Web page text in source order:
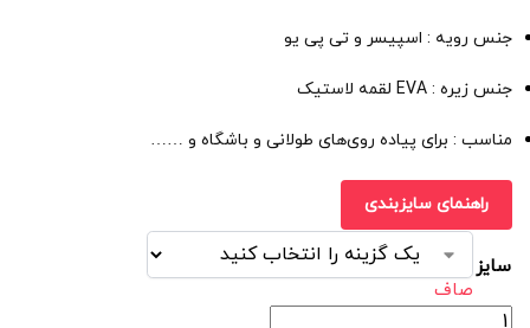
جنس رویه : اسپیسر و تی پی یو
جنس زیره : EVA لقمه لاستیک
مناسب : برای پیاده روی‌های طولانی و باشگاه و ……
راهنمای سایزبندی
سایز
صاف